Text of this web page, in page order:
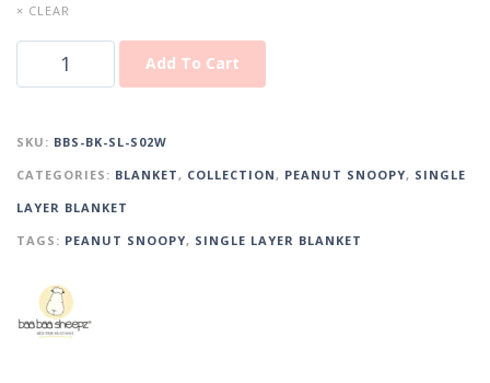
× CLEAR
Add To Cart
SKU: BBS-BK-SL-S02W
CATEGORIES: BLANKET , COLLECTION , PEANUT SNOOPY, SINGLE
LAYER BLANKET
TAGS: PEANUT SNOOPY, SINGLE LAYER BLANKET